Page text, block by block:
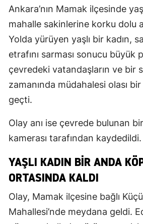
Ankara’nın Mamak ilçesinde
mahalle sakinlerine korku dolu
Yolda yürüyen yaşlı bir kadın,
etrafını sarması sonucu büyük
çevredeki vatandaşların ve bir
zamanında müdahalesi olası bir
geçti.
Olay anı ise çevrede bulunan
kamerası tarafından kaydedildi.
YAŞLI KADIN BIR ANDA
ORTASINDA KALDI
Olay, Mamak ilçesine bağlı
Mahallesi’nde meydana geldi.